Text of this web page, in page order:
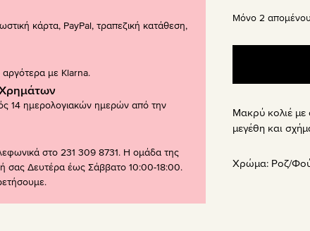
Μόνο 2
Μακρύ κολιέ
μεγέθη και
Χρώμα: Ροζ/
κάρτα, PayPal, τραπεζική κατάθεση,
με Klarna.
14 ημερολογιακών ημερών από την
στο 231 309 8731. Η ομάδα της
σας Δευτέρα έως Σάββατο 10:00-18:00.